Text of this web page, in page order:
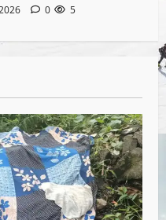
0 5